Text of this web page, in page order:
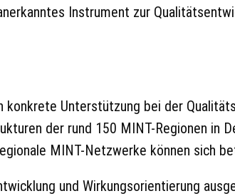
Instrument zur
Unterstützung bei der
der rund 150 MINT-Regionen in
MINT-Netzwerke können sich
und Wirkungsorientierung